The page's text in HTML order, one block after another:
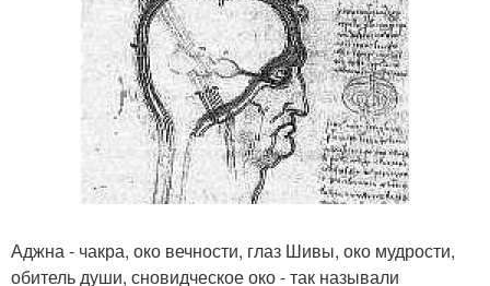
Аджна - чакра, око вечности, глаз Шивы, око мудрости,
обитель души, сновидческое око - так называли